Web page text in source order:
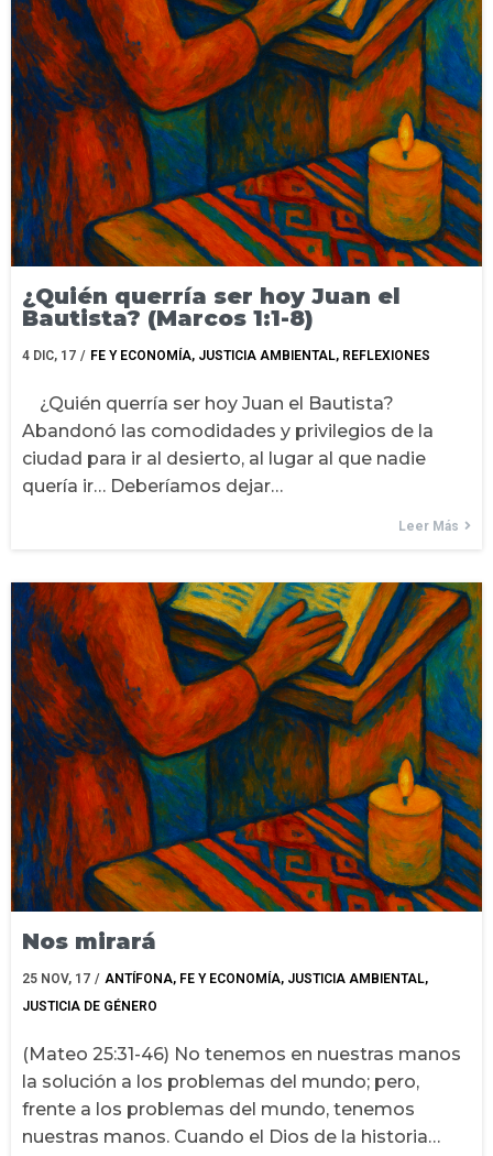
¿Quién querría ser hoy Juan el
Bautista? (Marcos 1:1-8)
4 DIC, 17 / FE Y ECONOMÍA JUSTICIA AMBIENTAL REFLEXIONES
¿Quién querría ser hoy Juan el Bautista?
Abandonó las comodidades y privilegios de la
ciudad para ir al desierto, al lugar al que nadie
quería ir… Deberíamos dejar…
Leer Más
Nos mirará
25 NOV, 17 / ANTÍFONA FE Y ECONOMÍA JUSTICIA AMBIENTAL
JUSTICIA DE GÉNERO
(Mateo 25:31-46) No tenemos en nuestras manos
la solución a los problemas del mundo; pero,
frente a los problemas del mundo, tenemos
nuestras manos. Cuando el Dios de la historia…